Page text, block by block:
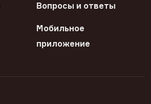
Вопросы и ответы
Мобильное
приложение